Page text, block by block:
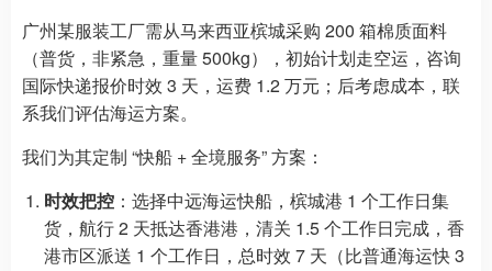
广州某服装工厂需从马来西亚槟城采购 200 箱棉质面料
（普货，非紧急，重量 500kg），初始计划走空运，咨询
国际快递报价时效 3 天，运费 1.2 万元；后考虑成本，联
系我们评估海运方案。
我们为其定制 “快船 + 全境服务” 方案：
时效把控 ：选择中远海运快船，槟城港 1 个工作日集
货，航行 2 天抵达香港港，清关 1.5 个工作日完成，香
港市区派送 1 个工作日，总时效 7 天（比普通海运快 3